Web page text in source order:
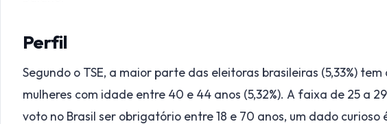
Perfil
Segundo o TSE, a maior parte das eleitoras brasileiras (5,33%)
mulheres com idade entre 40 e 44 anos (5,32%). A faixa de 25 a
voto no Brasil ser obrigatório entre 18 e 70 anos, um dado curioso